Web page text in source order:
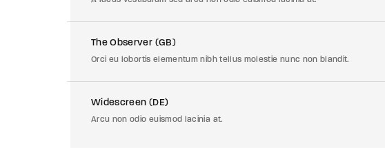
The Observer (GB)
Orci eu lobortis elementum nibh tellus molestie nunc non blandit.
Widescreen (DE)
Arcu non odio euismod lacinia at.